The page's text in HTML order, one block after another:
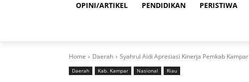
OPINI/ARTIKEL PENDIDIKAN PERISTIWA
Home Daerah Syahrul Aidi Apresiasi Kinerja Pemkab Kampar
Daerah Kab. Kampar Nasional Riau